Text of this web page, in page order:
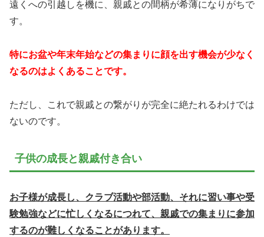
遠くへの引越しを機に、親戚との間柄が希薄になりがちで
す。
特にお盆や年末年始などの集まりに顔を出す機会が少なく
なるのはよくあることです。
ただし、これで親戚との繋がりが完全に絶たれるわけでは
ないのです。
子供の成長と親戚付き合い
お子様が成長し、クラブ活動や部活動、それに習い事や受
験勉強などに忙しくなるにつれて、親戚での集まりに参加
するのが難しくなることがあります。